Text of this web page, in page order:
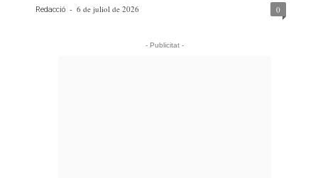
Redacció - 6 de juliol de 2026 0
- Publicitat -